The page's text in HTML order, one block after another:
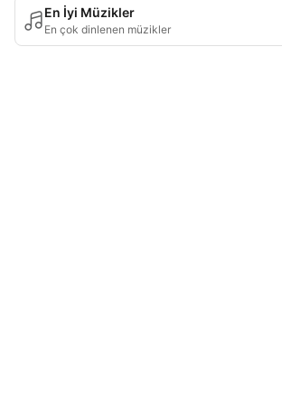
En İyi Müzikler
En çok dinlenen müzikler